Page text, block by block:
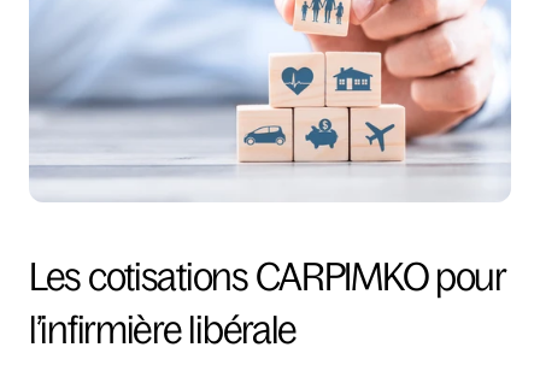
Les cotisations CARPIMKO pour
l’infirmière libérale